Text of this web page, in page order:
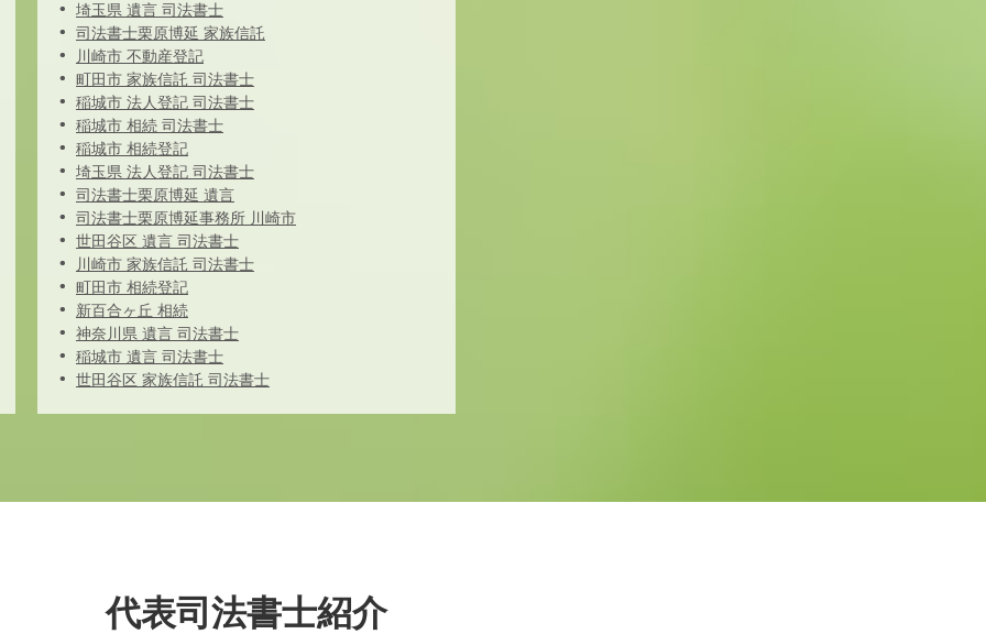
埼玉県 遺言 司法書士
司法書士栗原博延 家族信託
川崎市 不動産登記
町田市 家族信託 司法書士
稲城市 法人登記 司法書士
稲城市 相続 司法書士
稲城市 相続登記
埼玉県 法人登記 司法書士
司法書士栗原博延 遺言
司法書士栗原博延事務所 川崎市
世田谷区 遺言 司法書士
川崎市 家族信託 司法書士
町田市 相続登記
新百合ヶ丘 相続
神奈川県 遺言 司法書士
稲城市 遺言 司法書士
世田谷区 家族信託 司法書士
代表司法書士紹介